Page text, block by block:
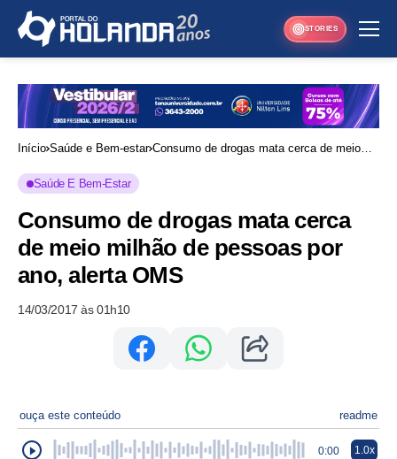
STORIES
Início Saúde e Bem-estar Consumo de drogas mata cerca de meio
Saúde E Bem-Estar
Consumo de drogas mata cerca
de meio milhão de pessoas por
ano, alerta OMS
14/03/2017 às 01h10
ouça este conteúdo readme
0:00 1.0x